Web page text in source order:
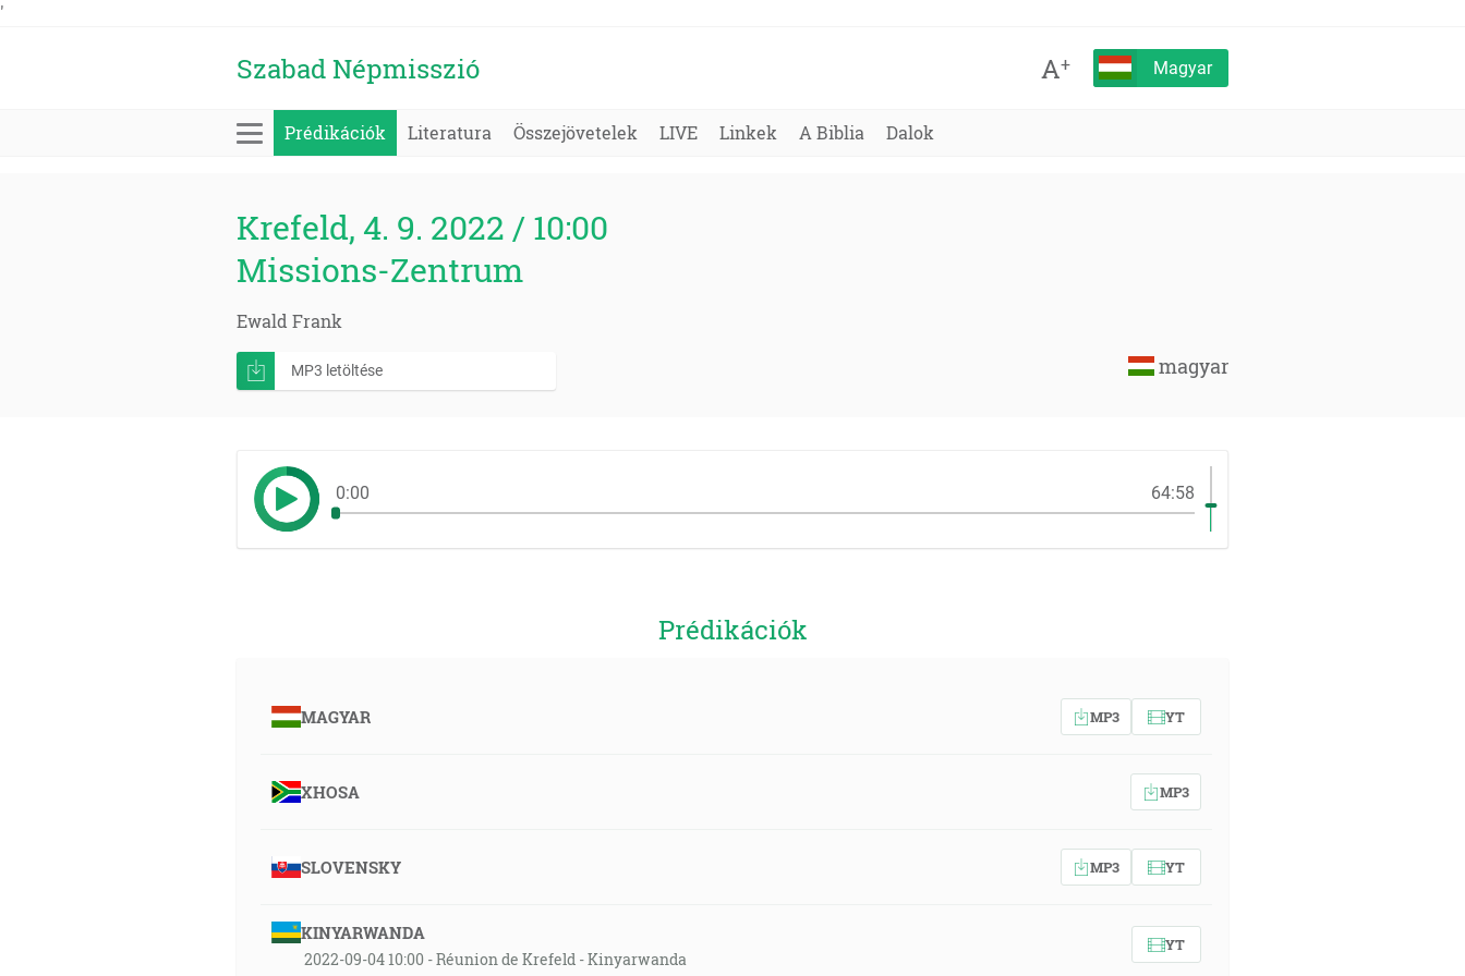
'
Szabad Népmisszió A+ Magyar
Prédikációk Literatura Összejövetelek LIVE Linkek A Biblia Dalok
Krefeld, 4. 9. 2022 / 10:00
Missions-Zentrum
Ewald Frank
magyar
MP3 letöltése
0:00 64:58
Prédikációk
MAGYAR MP3 YT
XHOSA MP3
SLOVENSKY MP3 YT
KINYARWANDA
2022-09-04 10:00 - Réunion de Krefeld - Kinyarwanda
YT